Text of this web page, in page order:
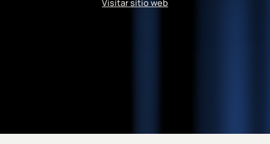
Visitar sitio web